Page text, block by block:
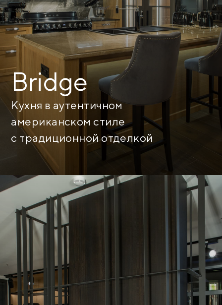
Bridge
Кухня в аутентичном
американском стиле
с традиционной отделкой